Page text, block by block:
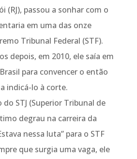
(RJ), passou a sonhar com o
em uma das onze
Tribunal Federal (STF).
depois, em 2010, ele saía em
para convencer o então
indicá-lo à corte.
STJ (Superior Tribunal de
degrau na carreira da
nessa luta” para o STF
que surgia uma vaga, ele